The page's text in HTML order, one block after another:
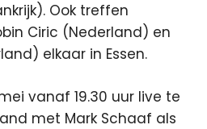
Ook treffen
Ciric (Nederland) en
elkaar in Essen.
mei vanaf 19.30 uur live te
met Mark Schaaf als